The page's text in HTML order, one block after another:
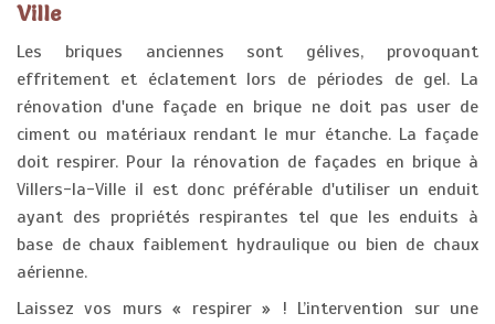
Ville
Les briques anciennes sont gélives, provoquant
effritement et éclatement lors de périodes de gel. La
rénovation d'une façade en brique ne doit pas user de
ciment ou matériaux rendant le mur étanche. La façade
doit respirer. Pour la rénovation de façades en brique à
Villers-la-Ville il est donc préférable d'utiliser un enduit
ayant des propriétés respirantes tel que les enduits à
base de chaux faiblement hydraulique ou bien de chaux
aérienne.
Laissez vos murs « respirer » ! L’intervention sur une